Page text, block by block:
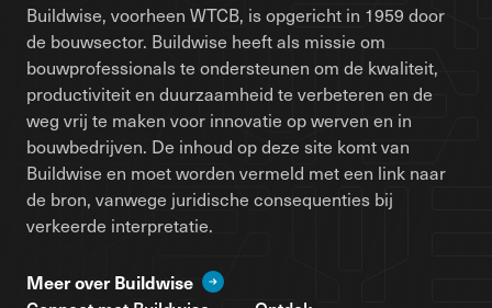
Buildwise, voorheen WTCB, is opgericht in 1959 door
de bouwsector. Buildwise heeft als missie om
bouwprofessionals te ondersteunen om de kwaliteit,
productiviteit en duurzaamheid te verbeteren en de
weg vrij te maken voor innovatie op werven en in
bouwbedrijven. De inhoud op deze site komt van
Buildwise en moet worden vermeld met een link naar
de bron, vanwege juridische consequenties bij
verkeerde interpretatie.
Meer over Buildwise